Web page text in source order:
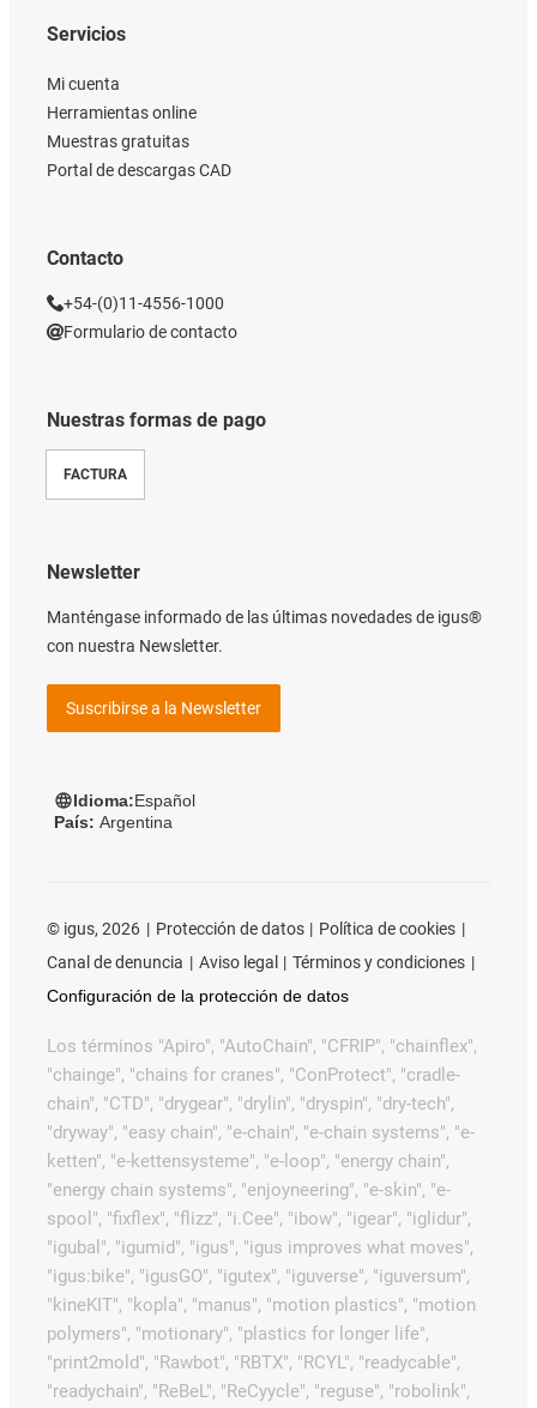
Nuestras formas de pago
FACTURA
Servicios
Mi cuenta
Herramientas online
Muestras gratuitas
Portal de descargas CAD
Contacto
+54-(0)11-4556-1000
Formulario de contacto
Newsletter
Manténgase informado de las últimas novedades de igus®
con nuestra Newsletter.
Suscribirse a la Newsletter
Idioma:Español
País: Argentina
© igus, 2026 Protección de datos
Política de cookies
Canal de denuncia
Aviso legal
Términos y condiciones
Configuración de la protección de datos
Los términos "Apiro", "AutoChain", "CFRIP", "chainflex",
"chainge", "chains for cranes", "ConProtect", "cradle-
chain", "CTD", "drygear", "drylin", "dryspin", "dry-tech",
"dryway", "easy chain", "e-chain", "e-chain systems", "e-
ketten", "e-kettensysteme", "e-loop", "energy chain",
"energy chain systems", "enjoyneering", "e-skin", "e-
spool", "fixflex", "flizz", "i.Cee", "ibow", "igear", "iglidur",
"igubal", "igumid", "igus", "igus improves what moves",
"igus:bike", "igusGO", "igutex", "iguverse", "iguversum",
"kineKIT", "kopla", "manus", "motion plastics", "motion
polymers", "motionary", "plastics for longer life",
"print2mold", "Rawbot", "RBTX", "RCYL", "readycable",
"readychain", "ReBeL", "ReCyycle", "reguse", "robolink",